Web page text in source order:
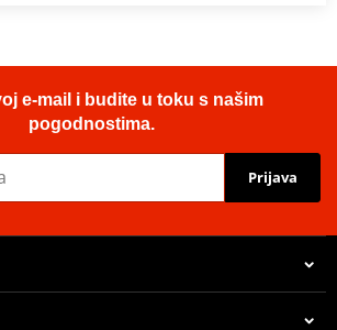
e-mail i budite u toku s našim
pogodnostima.
Prijava